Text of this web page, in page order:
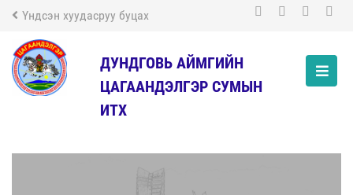
Үндсэн хуудасруу буцах
ДУНДГОВЬ АЙМГИЙН
ЦАГААНДЭЛГЭР СУМЫН
ИТХ